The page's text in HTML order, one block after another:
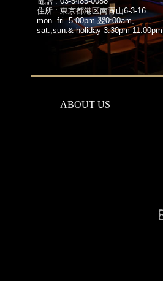
住所 : 東京都港区南青山6-3-16
mon.-fri. 5:00pm-翌0:00am,
sat.,sun.& holiday 3:30pm-11:00pm
ABOUT US